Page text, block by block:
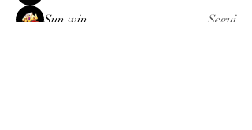
Sun win
Segui